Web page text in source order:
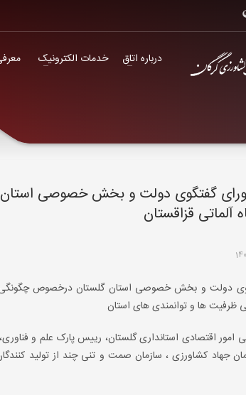
درباره اتاق خدمات الکترونیک
گفتگوی دولت و بخش خصوصی
آلماتی قزاقستان
دولت و بخش خصوصی استان گلستان درخصوص چگونگی
ظرفیت ها و توانمندی های استان
امور اقتصادی استانداری گلستان، رییس پارک علم و
جهاد کشاورزی ، سازمان صمت و تنی چند از تولید